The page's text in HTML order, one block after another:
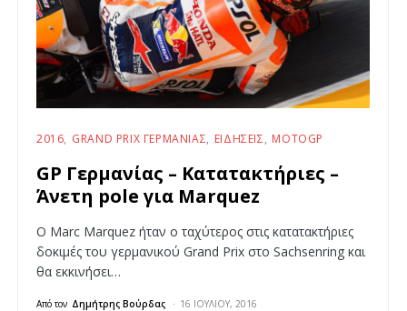
2016 GRAND PRIX ΓΕΡΜΑΝΊΑΣ ΕΙΔΉΣΕΙΣ MOTOGP
GP Γερμανίας – Κατατακτήριες –
Άνετη pole για Marquez
O Marc Marquez ήταν ο ταχύτερος στις κατατακτήριες
δοκιμές του γερμανικού Grand Prix στο Sachsenring και
θα εκκινήσει…
Από τον Δημήτρης Βούρδας 16 ΙΟΥΛΊΟΥ, 2016